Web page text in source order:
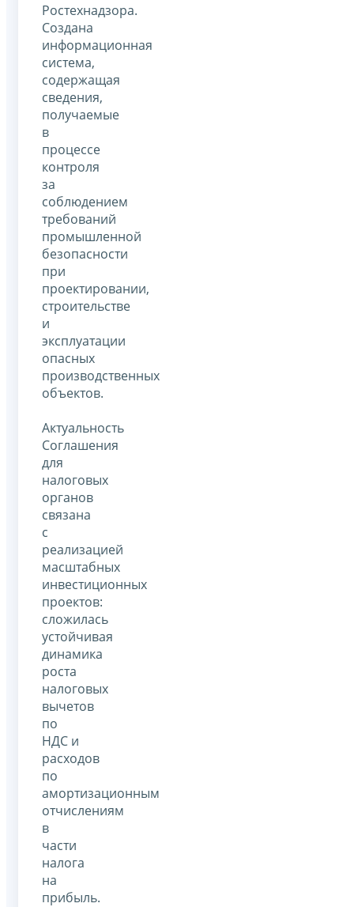
Ростехнадзора.
Создана
информационная
система,
содержащая
сведения,
получаемые
в
процессе
контроля
за
соблюдением
требований
промышленной
безопасности
при
проектировании,
строительстве
и
эксплуатации
опасных
производственных
объектов.
Актуальность
Соглашения
для
налоговых
органов
связана
с
реализацией
масштабных
инвестиционных
проектов:
сложилась
устойчивая
динамика
роста
налоговых
вычетов
по
НДС и
расходов
по
амортизационным
отчислениям
в
части
налога
на
прибыль.